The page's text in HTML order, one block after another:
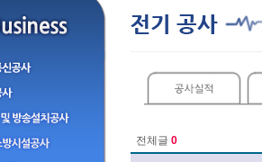
전체글 0